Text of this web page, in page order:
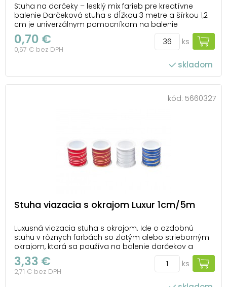
Stuha na darčeky – lesklý mix farieb pre kreatívne
balenie Darčeková stuha s dĺžkou 3 metre a šírkou 1,2
cm je univerzálnym pomocníkom na balenie
darčekov aj kreatívne tvorenie. Vďaka lesklému
povrchu pôsobí elegantne a dodá každému balíčku
či dekorácii slávnostný vzhľad. V ponuke nájdete b...
0,70 €
0,57 € bez DPH
ks
skladom
kód: 5660327
Stuha viazacia s okrajom Luxur 1cm/5m
Luxusná viazacia stuha s okrajom. Ide o ozdobnú
stuhu v rôznych farbách so zlatým alebo strieborným
okrajom, ktorá sa používa na balenie darčekov a
podobné účely. Tieto okraje dodávajú stuhe luxusnejší
vzhľad, ktorý je vhodný na balenie darčekov alebo na
špeciálne príležitosti, ako sú svadby, Via...
3,33 €
2,71 € bez DPH
ks